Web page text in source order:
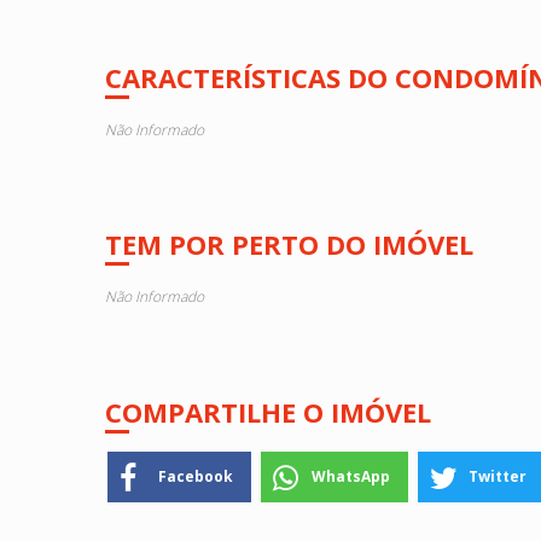
CARACTERÍSTICAS DO
Não Informado
TEM POR PERTO DO IMÓVEL
Não Informado
COMPARTILHE O IMÓVEL
Facebook WhatsApp Twitter